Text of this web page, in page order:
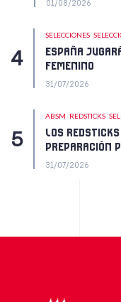
01/08/2026
SELECCIONES
ESPAÑA
FEMENINO
31/07/2026
ABSM REDSTICKS
LOS
PREPARACIÓN
31/07/2026